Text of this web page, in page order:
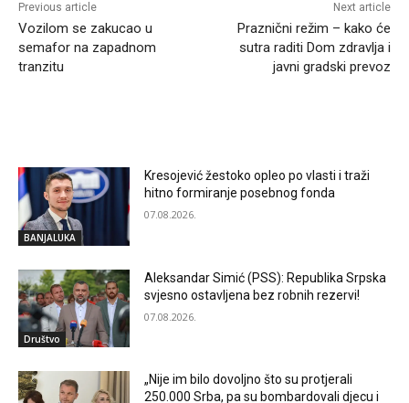
Previous article
Vozilom se zakucao u
semafor na zapadnom
tranzitu
Next article
Praznični režim – kako će
sutra raditi Dom zdravlja i
javni gradski prevoz
BANJALUKA
Kresojević žestoko opleo po vlasti i traži
hitno formiranje posebnog fonda
07.08.2026.
Društvo
Aleksandar Simić (PSS): Republika Srpska
svjesno ostavljena bez robnih rezervi!
07.08.2026.
„Nije im bilo dovoljno što su protjerali
250.000 Srba, pa su bombardovali djecu i